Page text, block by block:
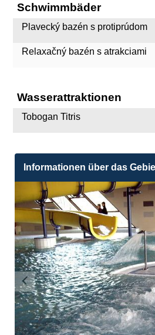
Schwimmbäder
Plavecký bazén s protiprúdom
Relaxačný bazén s atrakciami
Wasserattraktionen
Tobogan Titris
Informationen über das